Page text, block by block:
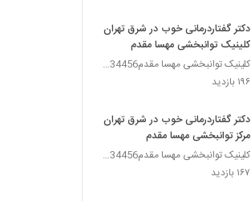
دکتر گفتاردرمانی خوب در شرق تهران
کلینیک توانبخشی مهسا مقدم
کلینیک توانبخشی مهسا مقدم09357734456
۱۹۶ بازدید
دکتر گفتاردرمانی خوب در شرق تهران
مرکز توانبخشی مهسا مقدم
کلینیک توانبخشی مهسا مقدم09357734456
۱۶۷ بازدید